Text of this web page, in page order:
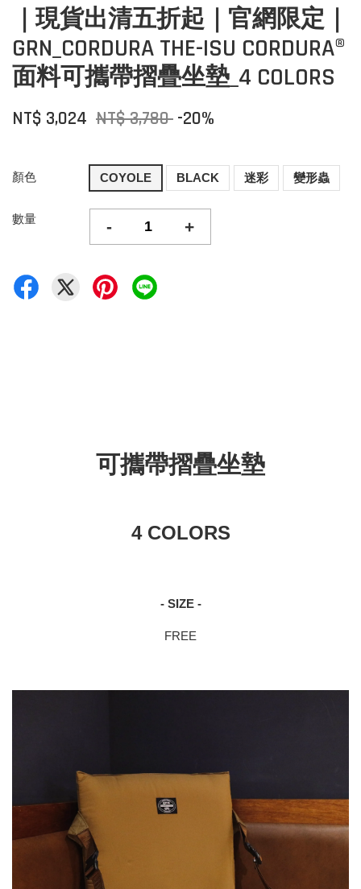
｜現貨出清五折起｜官網限定｜
GRN_CORDURA THE-ISU CORDURA®
面料可攜帶摺疊坐墊_4 COLORS
NT$ 3,024 NT$ 3,780 -20%
顏色 COYOLE BLACK 迷彩 變形蟲
數量 - +
可攜帶摺疊坐墊
4 COLORS
- SIZE -
FREE